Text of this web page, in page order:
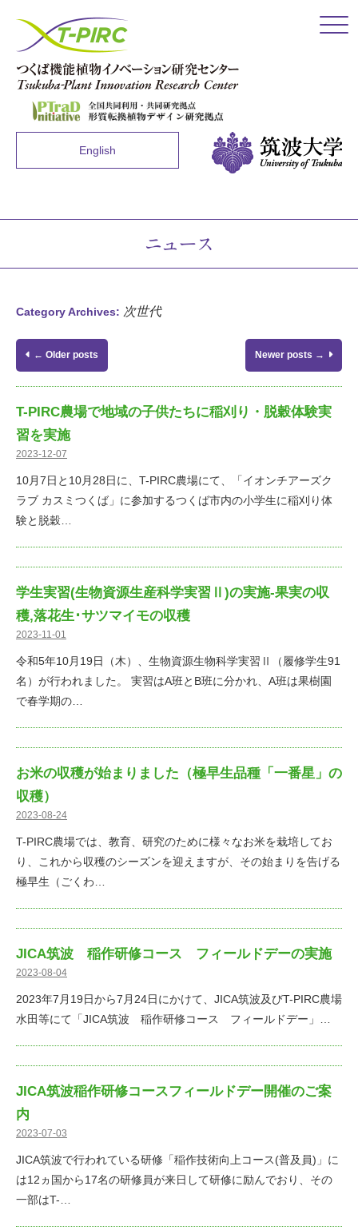
English
Click
ニュース
Category Archives: 次世代
← Older posts Newer posts →
T-PIRC農場で地域の子供たちに稲刈り・脱穀体験実
習を実施
2023-12-07
10月7日と10月28日に、T-PIRC農場にて、「イオンチアーズク
ラブ カスミつくば」に参加するつくば市内の小学生に稲刈り体
験と脱穀…
学生実習(生物資源生産科学実習Ⅱ)の実施-果実の収
穫,落花生･サツマイモの収穫
2023-11-01
令和5年10月19日（木）、生物資源生物科学実習Ⅱ（履修学生91
名）が行われました。 実習はA班とB班に分かれ、A班は果樹園
で春学期の…
お米の収穫が始まりました（極早生品種「一番星」の
収穫）
2023-08-24
T-PIRC農場では、教育、研究のために様々なお米を栽培してお
り、これから収穫のシーズンを迎えますが、その始まりを告げる
極早生（ごくわ…
JICA筑波 稲作研修コース フィールドデーの実施
2023-08-04
2023年7月19日から7月24日にかけて、JICA筑波及びT-PIRC農場
水田等にて「JICA筑波 稲作研修コース フィールドデー」…
JICA筑波稲作研修コースフィールドデー開催のご案
内
2023-07-03
JICA筑波で行われている研修「稲作技術向上コース(普及員)」に
は12ヵ国から17名の研修員が来日して研修に励んでおり、その
一部はT-…